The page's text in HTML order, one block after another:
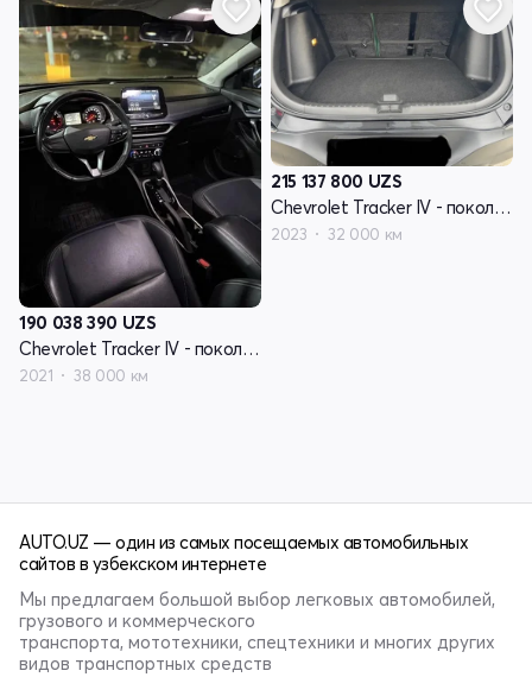
190 038 390 UZS
Chevrolet Tracker IV - поколение
2021 38 000 км
215 137 800 UZS
Chevrolet Tracker IV - поколение
2023 32 000 км
AUTO.UZ — один из самых посещаемых автомобильных
сайтов в узбекском интернете
Мы предлагаем большой выбор легковых автомобилей,
грузового и коммерческого
транспорта, мототехники, спецтехники и многих других
видов транспортных средств